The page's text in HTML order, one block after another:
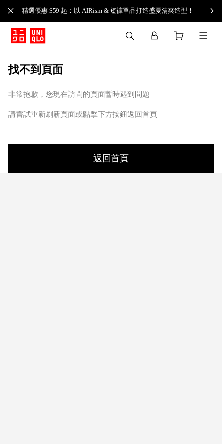
精選優惠 $59 起：以 AIRism & 短褲單品打造盛夏清爽造型！
找不到頁面
非常抱歉，您現在訪問的頁面暫時遇到問題
請嘗試重新刷新頁面或點擊下方按鈕返回首頁
返回首頁